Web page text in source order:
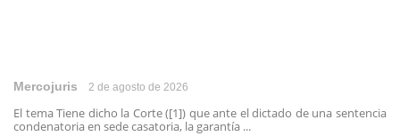
Mercojuris 2 de agosto de 2026
El tema Tiene dicho la Corte ([1]) que ante el dictado de una sentencia
condenatoria en sede casatoria, la garantía ...